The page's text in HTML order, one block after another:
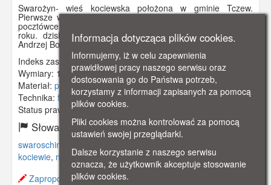
Swarożyn- wieś kociewska położona w gminie Tczew.
Pierwsze wzmianki Swarożynie pochodzą z 1256 roku. Na
pocztówce widzimy neogotycki kościół zbudowany w 1895
roku. dzisiaj jest to siedziba parafii, której patronuje św.
Andrzej Bobola. Obok- budynek plebani.
Indeks zasobu:GSP00421
Wymiary: 139 x 89 mm
Materiał: pocztówka
Technika: fotografia czarno-biała
Status prawny:Użycie Niekomercyjne
Słowa kluczowe:
swaroschin
kociewie, neogotycki,
Zaproponuj zmianę opisu.
Informacja dotycząca plików cookies.
Informujemy, iż w celu zapewnienia
prawidłowej pracy naszego serwisu oraz
dostosowania go do Państwa potrzeb,
korzystamy z informacji zapisanych za pomocą
plików cookies.
Pliki cookies można kontrolować za pomocą
ustawień swojej przeglądarki.
Dalsze korzystanie z naszego serwisu
oznacza, że użytkownik akceptuje stosowanie
plików cookies.